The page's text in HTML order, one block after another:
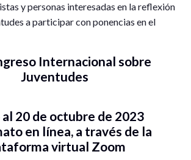
y personas interesadas en la reflexión
a participar con ponencias en el
Internacional sobre
Juventudes
20 de octubre de 2023
en línea, a través de la
virtual Zoom